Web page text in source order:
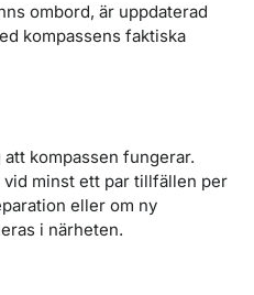
ombord, är uppdaterad
kompassens faktiska
kompassen fungerar.
minst ett par tillfällen per
eller om ny
i närheten.